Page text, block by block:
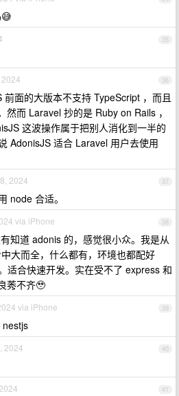
35
36
前面的大版本不支持 TypeScript ，而且
而 Laravel 抄的是 Ruby on Rails ，
这波操作属于把别人消化到一半的
AdonisJS 适合 Laravel 用户去使用
37
2024
node 合适。
38
via iPhone
知道 adonis 的，感觉很小众。我是从
大而全，什么都有，环境也都配好
适合快速开发。实在受不了 express 和
莠不齐🥹
39
via iPhone
nestjs
40
2024
41